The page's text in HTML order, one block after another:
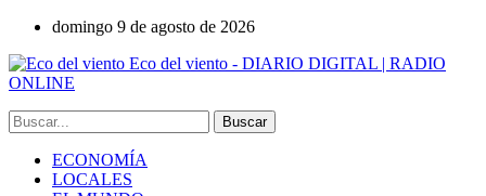
domingo 9 de agosto de 2026
Eco del viento - DIARIO DIGITAL | RADIO
ONLINE
ECONOMÍA
LOCALES